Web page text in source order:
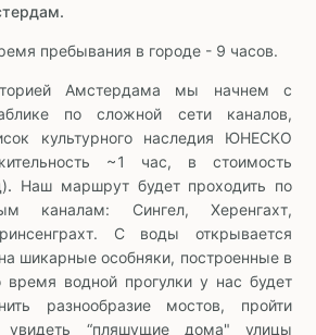
пребывания в городе - 9 часов.
Амстердама мы начнем с
по сложной сети каналов,
культурного наследия ЮНЕСКО
~1 час, в стоимость
. Наш маршрут будет проходить по
каналам: Сингел, Херенгахт,
С воды открывается
шикарные особняки, построенные в
время водной прогулки у нас будет
разнообразие мостов, пройти
“пляшущие дома" улицы